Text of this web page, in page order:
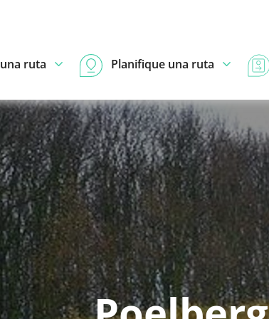
ruta Planifique una ruta